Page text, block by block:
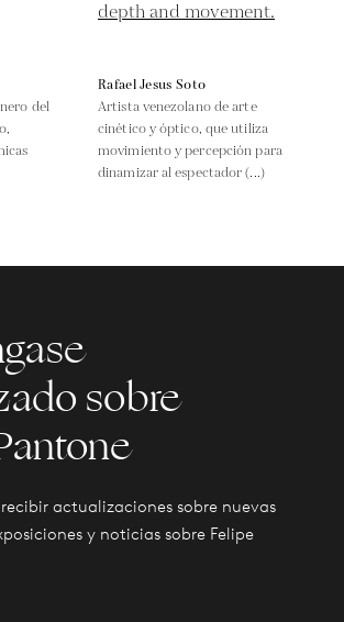
del
Rafael Jesus Soto
Artista venezolano de arte
cinético y óptico, que utiliza
movimiento y percepción para
dinamizar al espectador (...)
sobre
actualizaciones sobre nuevas
y noticias sobre Felipe